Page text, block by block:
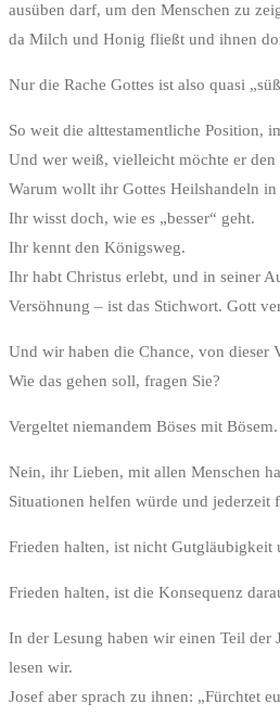
ausüben darf, um den Menschen zu
da Milch und Honig fließt und ihnen
Nur die Rache Gottes ist also quasi
So weit die alttestamentliche Position,
Und wer weiß, vielleicht möchte er den
Warum wollt ihr Gottes Heilshandeln in
Ihr wisst doch, wie es „besser“ geht.
Ihr kennt den Königsweg.
Ihr habt Christus erlebt, und in seiner
Versöhnung – ist das Stichwort. Gott
Und wir haben die Chance, von dieser
Wie das gehen soll, fragen Sie?
Vergeltet niemandem Böses mit
Nein, ihr Lieben, mit allen Menschen
Situationen helfen würde und jederzeit
Frieden halten, ist nicht Gutgläubigkeit
Frieden halten, ist die Konsequenz
In der Lesung haben wir einen Teil der
lesen wir.
Josef aber sprach zu ihnen: „Fürchtet